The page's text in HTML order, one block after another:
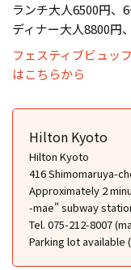
ランチ大人6500円、
ディナー大人8800円
フェスティブビュッ
はこちらから
Hilton Kyoto
Hilton Kyoto
416 Shimomaruya-
Approximately 2
-mae" subway
Tel. 075-212-8007
Parking lot available